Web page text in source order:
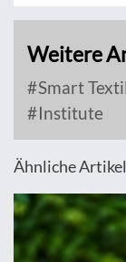
Weitere
Smart
Institute
Ähnliche Artikel